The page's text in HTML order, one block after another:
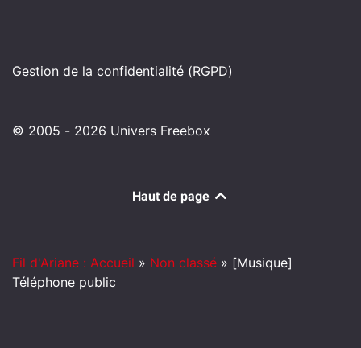
Gestion de la confidentialité (RGPD)
© 2005 - 2026 Univers Freebox
Haut de page
Fil d'Ariane : Accueil » Non classé » [Musique]
Téléphone public